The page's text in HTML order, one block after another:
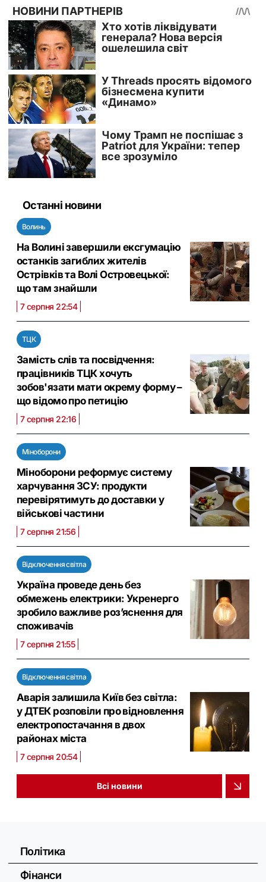
Останні новини
Волинь
На Волині завершили ексгумацію
останків загиблих жителів
Острівків та Волі Островецької:
що там знайшли
7 серпня 22:54
ТЦК
Замість слів та посвідчення:
працівників ТЦК хочуть
зобов'язати мати окрему форму –
що відомо про петицію
7 серпня 22:16
Міноборони
Міноборони реформує систему
харчування ЗСУ: продукти
перевірятимуть до доставки у
військові частини
7 серпня 21:56
Відключення світла
Україна проведе день без
обмежень електрики: Укренерго
зробило важливе роз’яснення для
споживачів
7 серпня 21:55
Відключення світла
Аварія залишила Київ без світла:
у ДТЕК розповіли про відновлення
електропостачання в двох
районах міста
7 серпня 20:54
Всі новини
Політика
Фінанси